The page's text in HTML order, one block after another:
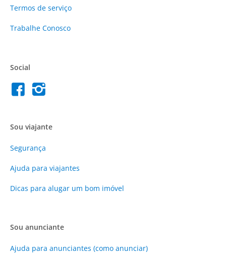
Termos de serviço
Trabalhe Conosco
Social
Sou viajante
Segurança
Ajuda para viajantes
Dicas para alugar um bom imóvel
Sou anunciante
Ajuda para anunciantes (como anunciar)